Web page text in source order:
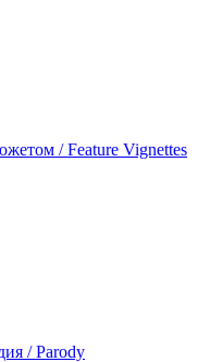
/ Feature Vignettes
/ Parody